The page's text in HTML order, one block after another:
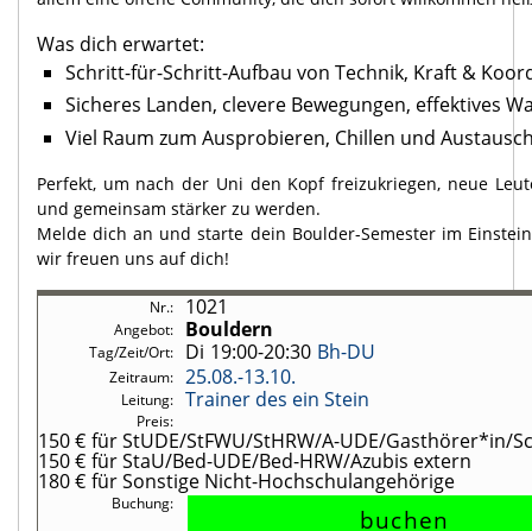
Was dich erwartet:
Schritt-für-Schritt-Aufbau von Technik, Kraft &
Sicheres Landen, clevere Bewegungen, effektives
Viel Raum zum Ausprobieren, Chillen und
Perfekt, um nach der Uni den Kopf freizukriegen, neue
und gemeinsam stärker zu werden.
Melde dich an und starte dein Boulder-Semester im
wir freuen uns auf dich!
1021
Bouldern
Di 19:00-20:30 Bh-DU
25.08.-13.10.
Trainer des ein Stein
150 € für StUDE/StFWU/StHRW/A-UDE/Gasthörer*in/
150 € für StaU/Bed-UDE/Bed-HRW/Azubis extern
180 € für Sonstige Nicht-Hochschulangehörige